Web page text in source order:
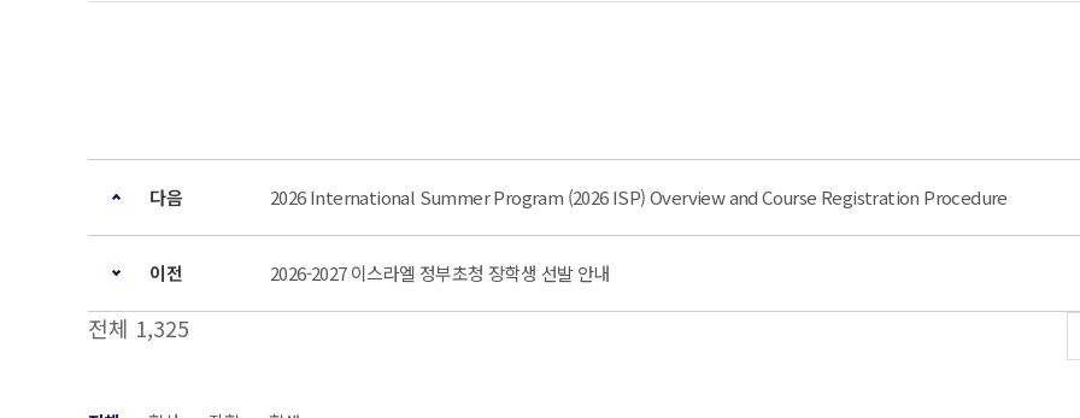
다음 2026 International Summer Program (2026 ISP) Overview and Course Registration Procedure
이전 2026-2027 이스라엘 정부초청 장학생 선발 안내
전체 1,325